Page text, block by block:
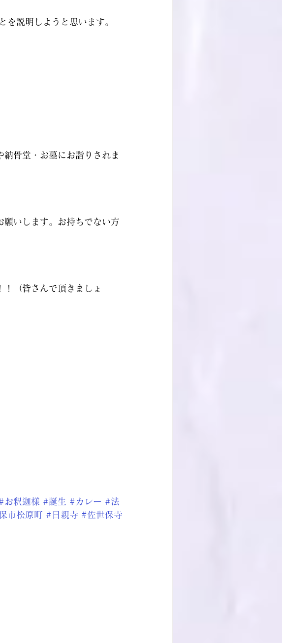
を説明しようと思います。
骨堂・お墓にお詣りされま
いします。お持ちでない方
（皆さんで頂きましょ
お釈迦様 #誕生 #カレー #法
市松原町 #日親寺 #佐世保寺